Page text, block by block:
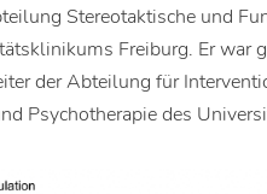
Stereotaktische und
Freiburg. Er war
der Abteilung für
Psychotherapie des